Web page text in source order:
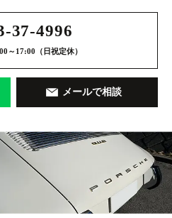
37-4996
～17:00 （日祝定休）
メールで相談